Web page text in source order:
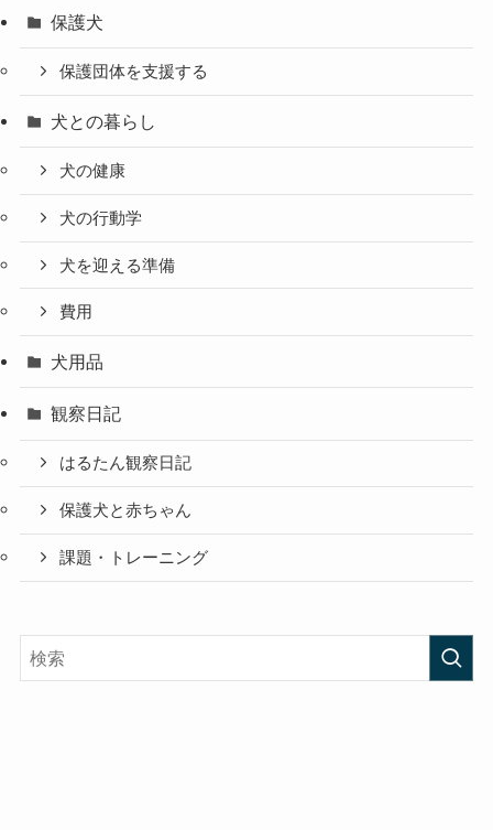
保護犬
保護団体を支援する
犬との暮らし
犬の健康
犬の行動学
犬を迎える準備
費用
犬用品
観察日記
はるたん観察日記
保護犬と赤ちゃん
課題・トレーニング